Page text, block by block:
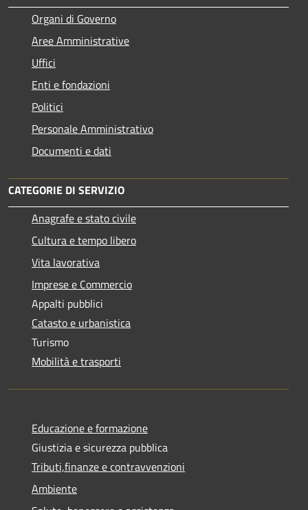
Organi di Governo
Aree Amministrative
Uffici
Enti e fondazioni
Politici
Personale Amministrativo
Documenti e dati
CATEGORIE DI SERVIZIO
Anagrafe e stato civile
Cultura e tempo libero
Vita lavorativa
Imprese e Commercio
Appalti pubblici
Catasto e urbanistica
Turismo
Mobilità e trasporti
Educazione e formazione
Giustizia e sicurezza pubblica
Tributi,finanze e contravvenzioni
Ambiente